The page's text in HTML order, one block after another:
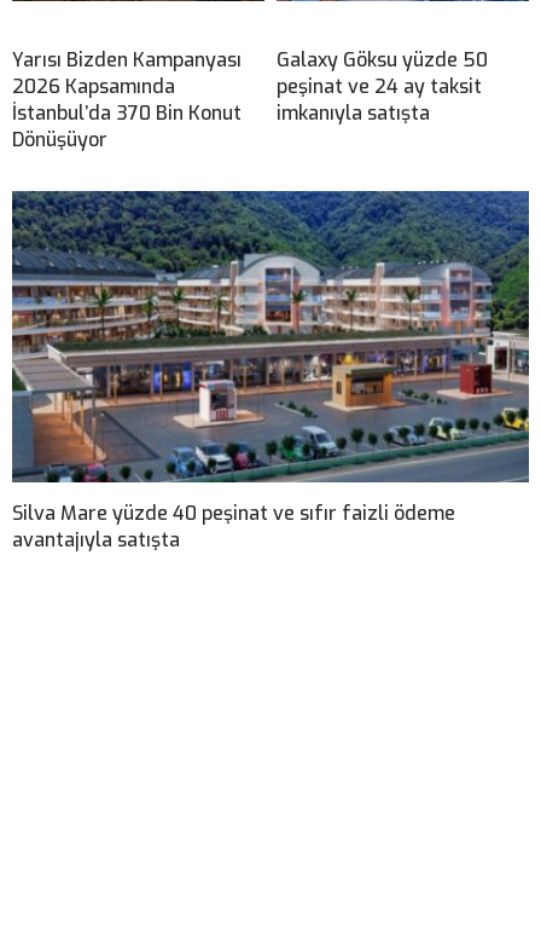
Yarısı Bizden Kampanyası
2026 Kapsamında
İstanbul’da 370 Bin Konut
Dönüşüyor
Galaxy Göksu yüzde 50
peşinat ve 24 ay taksit
imkanıyla satışta
Silva Mare yüzde 40 peşinat ve sıfır faizli ödeme
avantajıyla satışta